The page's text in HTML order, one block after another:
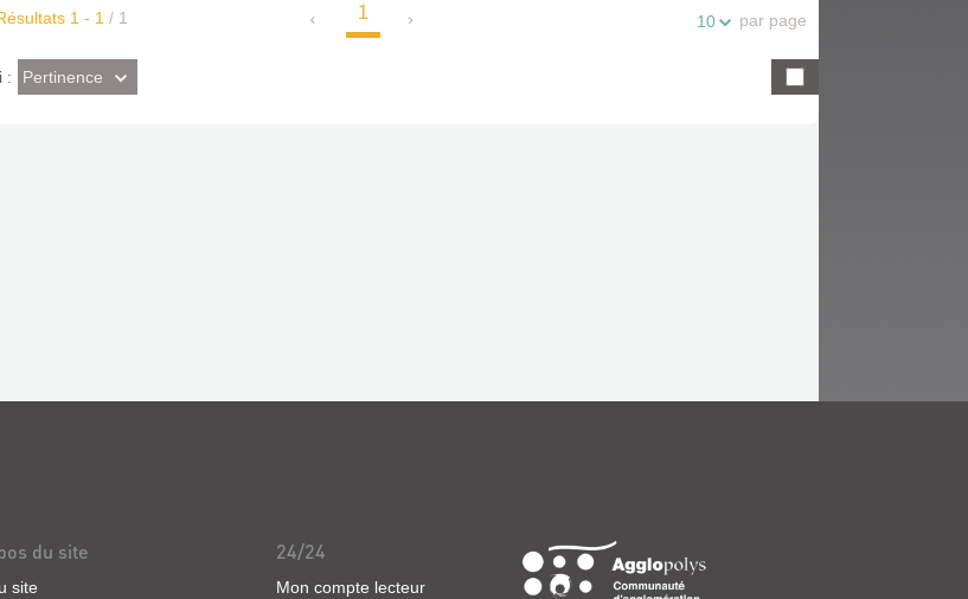
1 - 1 / 1 1 10 par page
:(Effet
imédiat)
Pertinence
du site
site
24/24
Mon compte lecteur